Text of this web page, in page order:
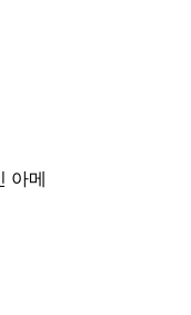
아메